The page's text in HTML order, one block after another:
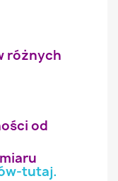
różnych
od
tutaj.